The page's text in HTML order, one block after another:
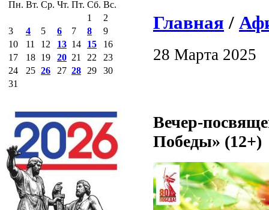
Пн. Вт. Ср. Чт. Пт. Сб. Вс.
1
2
3
4 5 6 7 8
9
10
11 12 13 14 15
16
17
18 19 20 21 22
23
24
25 26 27 28 29
30
31
Главная /
28 Марта 2025
Вечер-
Победы» (12+)